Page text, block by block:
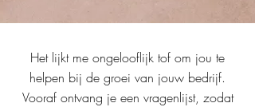
Het lijkt me ongelooflijk tof om jou te
helpen bij de groei van jouw bedrijf.
Vooraf ontvang je een vragenlijst, zodat